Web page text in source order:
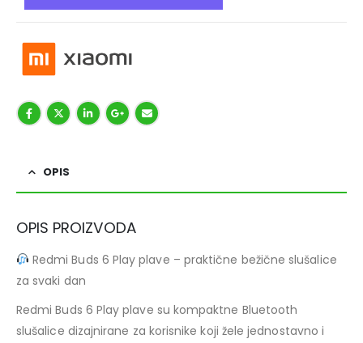
OPIS
OPIS PROIZVODA
Redmi Buds 6 Play plave – praktične bežične slušalice
za svaki dan
Redmi Buds 6 Play plave su kompaktne Bluetooth
slušalice dizajnirane za korisnike koji žele jednostavno i